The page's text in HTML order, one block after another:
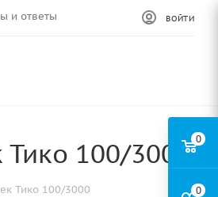
и ответы ВОЙТИ
100/3000
Тико 100/3000
0
0